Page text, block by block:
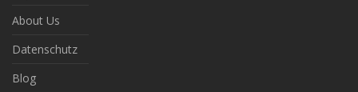
About Us
Datenschutz
Blog